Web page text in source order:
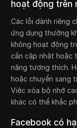
hoạt động trên
Các lỗi dành riêng
ứng dụng thường
không hoạt động
cần cập nhật hoặc
năng tương thích.
hoặc chuyển sang
Việc xóa bộ nhớ
khác có thể khắc
Facebook có